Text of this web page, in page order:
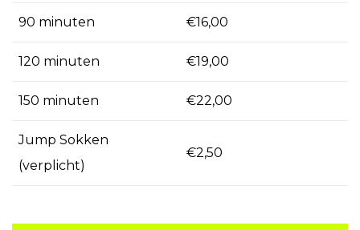
90 minuten €16,00
120 minuten €19,00
150 minuten €22,00
Jump Sokken
(verplicht)
€2,50